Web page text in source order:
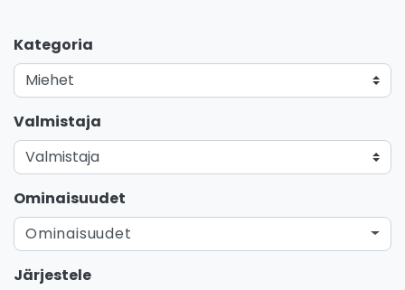
Kategoria
Valmistaja
Ominaisuudet
Ominaisuudet
Järjestele